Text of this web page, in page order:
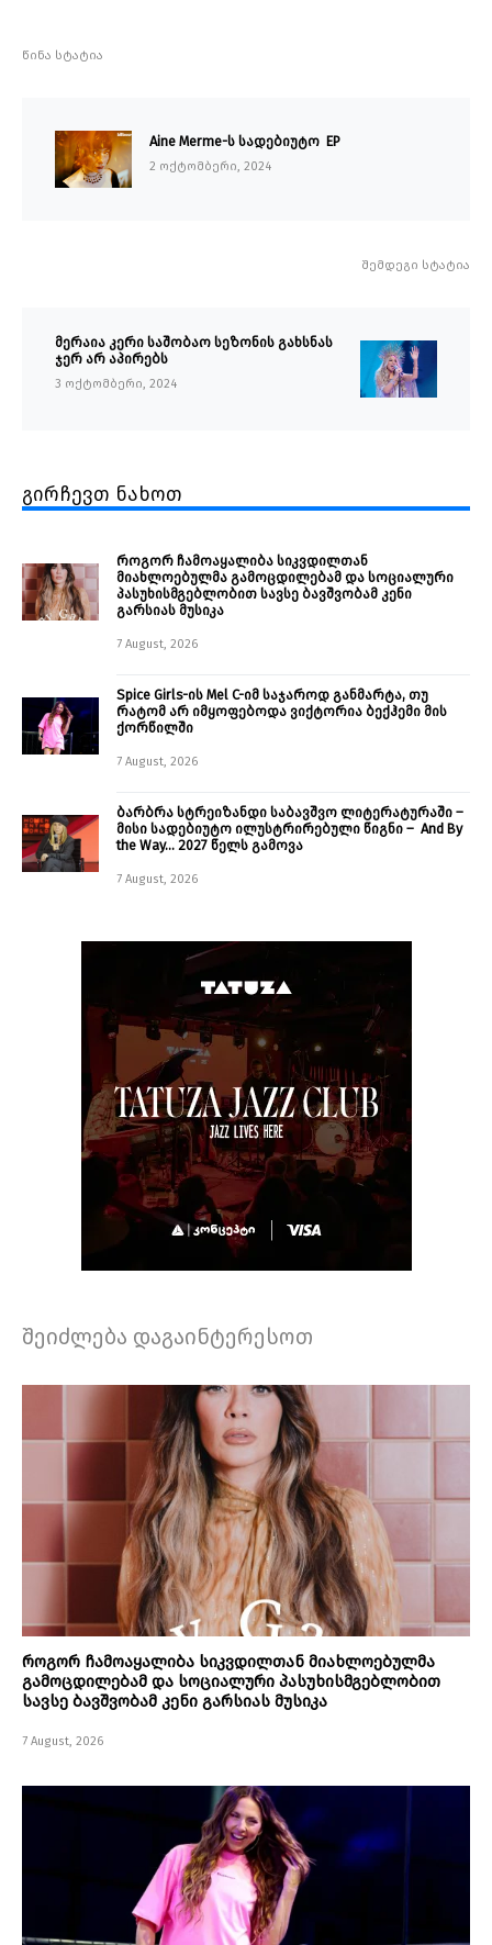
წინა სტატია
Aine Merme-ს სადებიუტო EP
2 ოქტომბერი, 2024
შემდეგი სტატია
მერაია კერი საშობაო სეზონის გახსნას
ჯერ არ აპირებს
3 ოქტომბერი, 2024
გირჩევთ ნახოთ
როგორ ჩამოაყალიბა სიკვდილთან
მიახლოებულმა გამოცდილებამ და სოციალური
პასუხისმგებლობით სავსე ბავშვობამ კენი
გარსიას მუსიკა
7 August, 2026
Spice Girls-ის Mel C-იმ საჯაროდ განმარტა, თუ
რატომ არ იმყოფებოდა ვიქტორია ბექჰემი მის
ქორწილში
7 August, 2026
ბარბრა სტრეიზანდი საბავშვო ლიტერატურაში –
მისი სადებიუტო ილუსტრირებული წიგნი – And By
the Way… 2027 წელს გამოვა
7 August, 2026
შეიძლება დაგაინტერესოთ
როგორ ჩამოაყალიბა სიკვდილთან მიახლოებულმა
გამოცდილებამ და სოციალური პასუხისმგებლობით
სავსე ბავშვობამ კენი გარსიას მუსიკა
7 August, 2026